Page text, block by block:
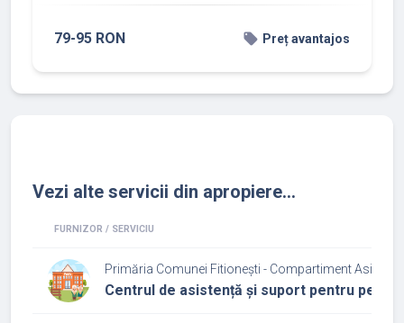
79-95 RON local_offer Preț avantajos
Vezi alte servicii din apropiere...
FURNIZOR / SERVICIU
Primăria Comunei Fitionești - Compartiment
Centrul de asistență și suport pentru